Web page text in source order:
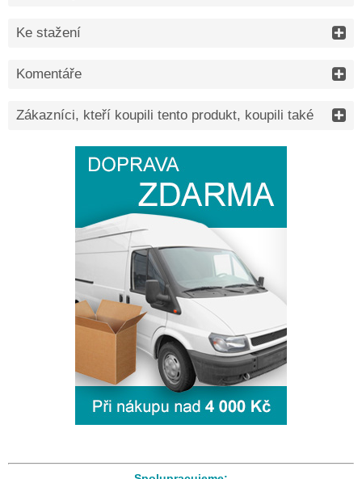
Ke stažení
Komentáře
Zákazníci, kteří koupili tento produkt, koupili také